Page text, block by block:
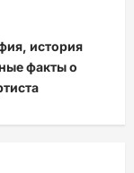
история
факты о